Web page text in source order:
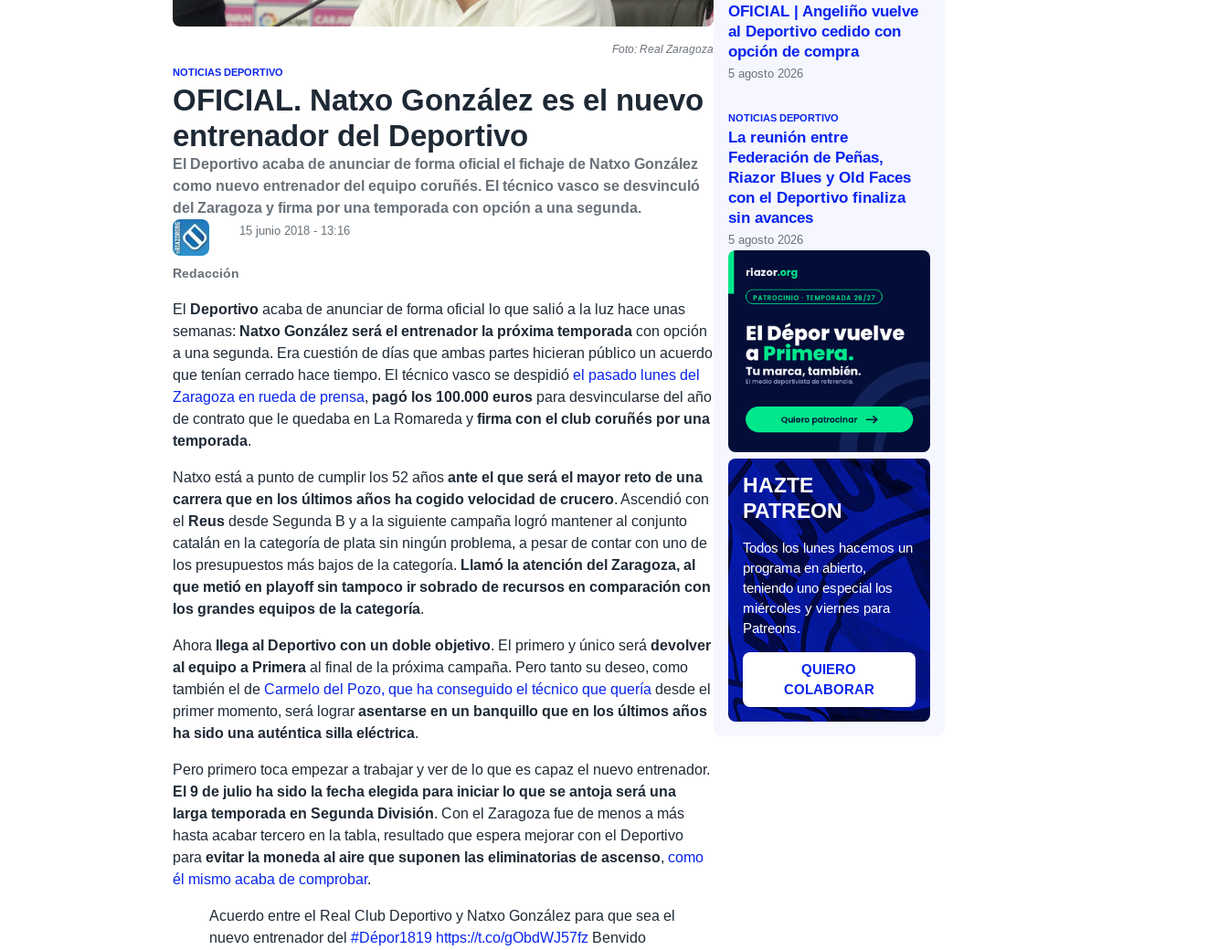
Foto: Real Zaragoza
NOTICIAS DEPORTIVO
OFICIAL. Natxo González es el nuevo
entrenador del Deportivo
El Deportivo acaba de anunciar de forma oficial el fichaje de Natxo González
como nuevo entrenador del equipo coruñés. El técnico vasco se desvinculó
del Zaragoza y firma por una temporada con opción a una segunda.
Redacción
15 junio 2018 - 13:16
El Deportivo acaba de anunciar de forma oficial lo que salió a la luz hace unas
semanas: Natxo González será el entrenador la próxima temporada con opción
a una segunda. Era cuestión de días que ambas partes hicieran público un acuerdo
que tenían cerrado hace tiempo. El técnico vasco se despidióel pasado lunes del
Zaragoza en rueda de prensa, pagó los 100.000 euros para desvincularse del año
de contrato que le quedaba en La Romareda yfirma con el club coruñés por una
temporada.
Natxo está a punto de cumplir los 52 años ante el que será el mayor reto de una
carrera que en los últimos años ha cogido velocidad de crucero. Ascendió con
el
Reus desde Segunda B y a la siguiente campaña logró mantener al conjunto
catalán en la categoría de plata sin ningún problema, a pesar de contar con uno de
los presupuestos más bajos de la categoría. Llamó la atención del Zaragoza, al
que metió en playoff sin tampoco ir sobrado de recursos en comparación con
los grandes equipos de la categoría.
Ahora llega al Deportivo con un doble objetivo. El primero y único serádevolver
al equipo a Primera al final de la próxima campaña. Pero tanto su deseo, como
también el deCarmelo del Pozo, que ha conseguido el técnico que quería desde el
primer momento, será lograrasentarse en un banquillo que en los últimos años
ha sido una auténtica silla eléctrica.
Pero primero toca empezar a trabajar y ver de lo que es capaz el nuevo entrenador.
El 9 de julio ha sido la fecha elegida para iniciar lo que se antoja será una
larga temporada en Segunda División. Con el Zaragoza fue de menos a más
hasta acabar tercero en la tabla, resultado que espera mejorar con el Deportivo
paraevitar la moneda al aire que suponen las eliminatorias de ascenso,como
él mismo acaba de comprobar.
Acuerdo entre el Real Club Deportivo y Natxo González para que sea el
nuevo entrenador del#Dépor1819 https://t.co/gObdWJ57fz Benvido
OFICIAL | Angeliño vuelve
al Deportivo cedido con
opción de compra
5 agosto 2026
NOTICIAS DEPORTIVO
La reunión entre
Federación de Peñas,
Riazor Blues y Old Faces
con el Deportivo finaliza
sin avances
5 agosto 2026
HAZTE
PATREON
Todos los lunes hacemos un
programa en abierto,
teniendo uno especial los
miércoles y viernes para
Patreons.
QUIERO
COLABORAR